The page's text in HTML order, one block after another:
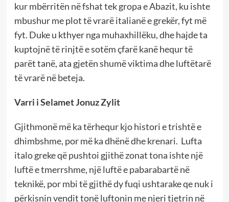
kur mbërritën në fshat tek gropa e Abazit, ku ishte
mbushur me plot të vrarë italianë e grekër, fyt më
fyt. Duke u kthyer nga muhaxhillëku, dhe hajde ta
kuptojnë të rinjtë e sotëm çfarë kanë hequr të
parët tanë, ata gjetën shumë viktima dhe luftëtarë
të vrarë në beteja.
Varri i Selamet Jonuz Zylit
Gjithmonë më ka tërhequr kjo histori e trishtë e
dhimbshme, por më ka dhënë dhe krenari. Lufta
italo greke që pushtoi gjithë zonat tona ishte një
luftë e tmerrshme, një luftë e pabarabartë në
teknikë, por mbi të gjithë dy fuqi ushtarake qe nuk i
përkisnin vendit tonë luftonin me njeri tjetrin në